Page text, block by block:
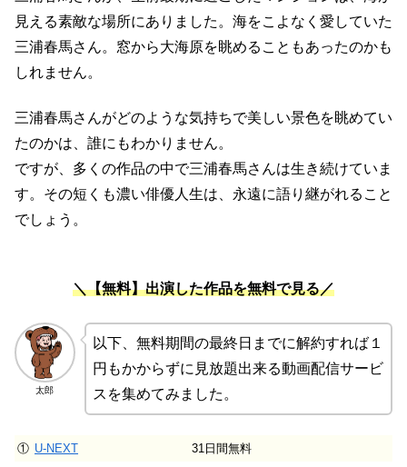
見える素敵な場所にありました。海をこよなく愛していた
三浦春馬さん。窓から大海原を眺めることもあったのかも
しれません。
三浦春馬さんがどのような気持ちで美しい景色を眺めてい
たのかは、誰にもわかりません。
ですが、多くの作品の中で三浦春馬さんは生き続けていま
す。その短くも濃い俳優人生は、永遠に語り継がれること
でしょう。
＼【無料】出演した作品を無料で見る／
太郎
以下、無料期間の最終日までに解約すれば１
円もかからずに見放題出来る動画配信サービ
スを集めてみました。
① U-NEXT 31日間無料